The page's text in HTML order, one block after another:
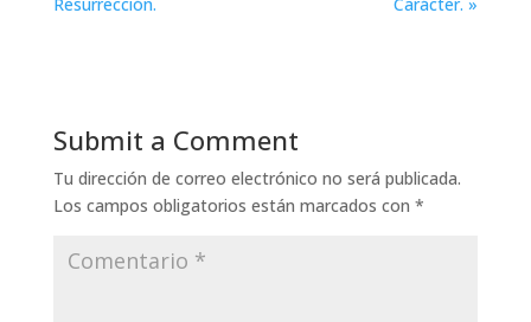
Submit a Comment
Tu dirección de correo electrónico no será publicada.
Los campos obligatorios están marcados con *